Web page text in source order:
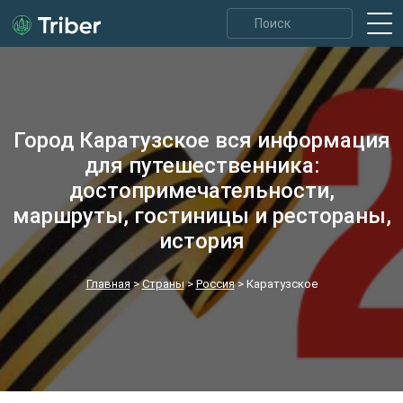
Город Каратузское вся информация
для путешественника:
достопримечательности,
маршруты, гостиницы и рестораны,
история
Главная >Страны> Россия> Каратузское